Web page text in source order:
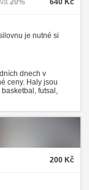
je nutné si
dnech v
ceny. Haly jsou
futsal,
200 Kč